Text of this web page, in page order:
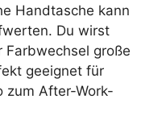
Handtasche kann
Du wirst
große
geeignet für
zum After-Work-